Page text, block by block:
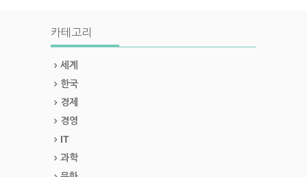
카테고리
세계
한국
경제
경영
IT
과학